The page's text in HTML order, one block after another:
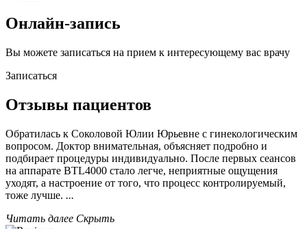
Онлайн-запись
Вы можете записаться на прием к интересующему вас врачу
Записаться
Отзывы пациентов
Обратилась к Соколовой Юлии Юрьевне с гинекологическим
вопросом. Доктор внимательная, объясняет подробно и
подбирает процедуры индивидуально. После первых сеансов
на аппарате BTL4000 стало легче, неприятные ощущения
уходят, а настроение от того, что процесс контролируемый,
тоже лучше. ...
Читать далее Скрыть